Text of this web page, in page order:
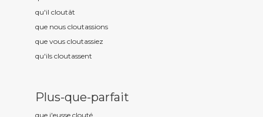
qu'il cloutât
que nous cloutassions
que vous cloutassiez
qu'ils cloutassent
Plus-que-parfait
que j'eusse clouté